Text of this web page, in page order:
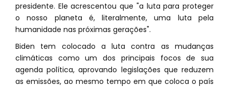
presidente. Ele acrescentou que "a luta para proteger
o nosso planeta é, literalmente, uma luta pela
humanidade nas próximas gerações".
Biden tem colocado a luta contra as mudanças
climáticas como um dos principais focos de sua
agenda política, aprovando legislações que reduzem
as emissões, ao mesmo tempo em que coloca o país